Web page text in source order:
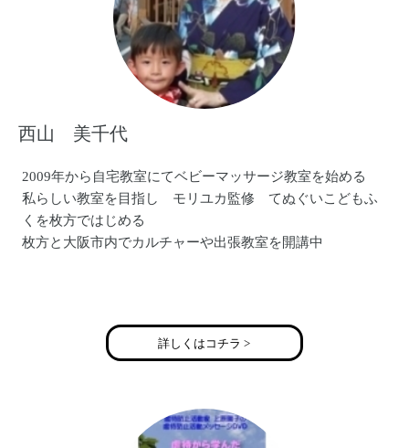
西山 美千代
2009年から自宅教室にてベビーマッサージ教室を始める
私らしい教室を目指し モリユカ監修 てぬぐいこどもふ
くを枚方ではじめる
枚方と大阪市内でカルチャーや出張教室を開講中
まま・めぞん 西山 美千代
E-Mail mamamaison2009@gmail.com
twitter @mamamaison2012
詳しくはコチラ >